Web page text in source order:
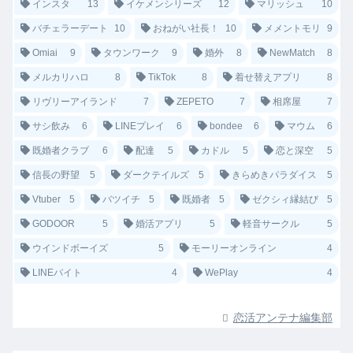
インスタ 13 イケメンシリーズ 12 マリッシュ 10
バチェラーデート 10 おねがい社長！ 10 メメントモリ 9
Omiai 9 タウンワーク 9 婚外 8 NewMatch 8
メルカリハロ 8 TikTok 8 着せ替えアプリ 8
リヴリーアイランド 7 ZEPETO 7 相席屋 7
サシ飲み 6 LINEプレイ 6 bondee 6 マウム 6
既婚者クラブ 6 配達 5 カドル 5 恋と深空 5
信長の野望 5 ダークテイルズ 5 きらめきパラダイス 5
Vtuber 5 バツイチ 5 既婚者 5 ゼクシィ縁結び 5
GODOOR 5 婚活アプリ 5 軽音サークル 5
ウインドボーイズ 5 モーリーオンライン 4
LINEバイト 4 WePlay 4
恋活アンテナ編集部